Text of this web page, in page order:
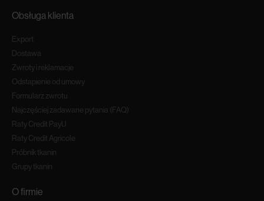
Obsługa klienta
Export
Dostawa
Zwroty i reklamacje
Odstapienie od umowy
Formularz zwrotu
Najczęściej zadawane pytania (FAQ)
Raty Credit PayU
Raty Credit Agricole
Próbnik tkanin
Grupy tkanin
O firmie